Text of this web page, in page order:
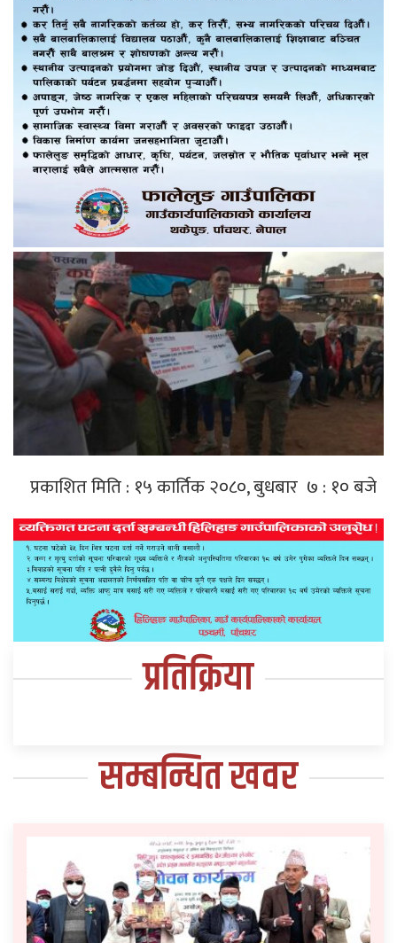
प्रकाशित मिति : १५ कार्तिक २०८०, बुधबार ७ : १० बजे
प्रतिक्रिया
सम्बन्धित खवर